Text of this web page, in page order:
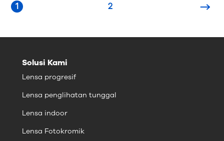
1 2
Solusi Kami
Lensa progresif
Lensa penglihatan tunggal
Lensa indoor
Lensa Fotokromik